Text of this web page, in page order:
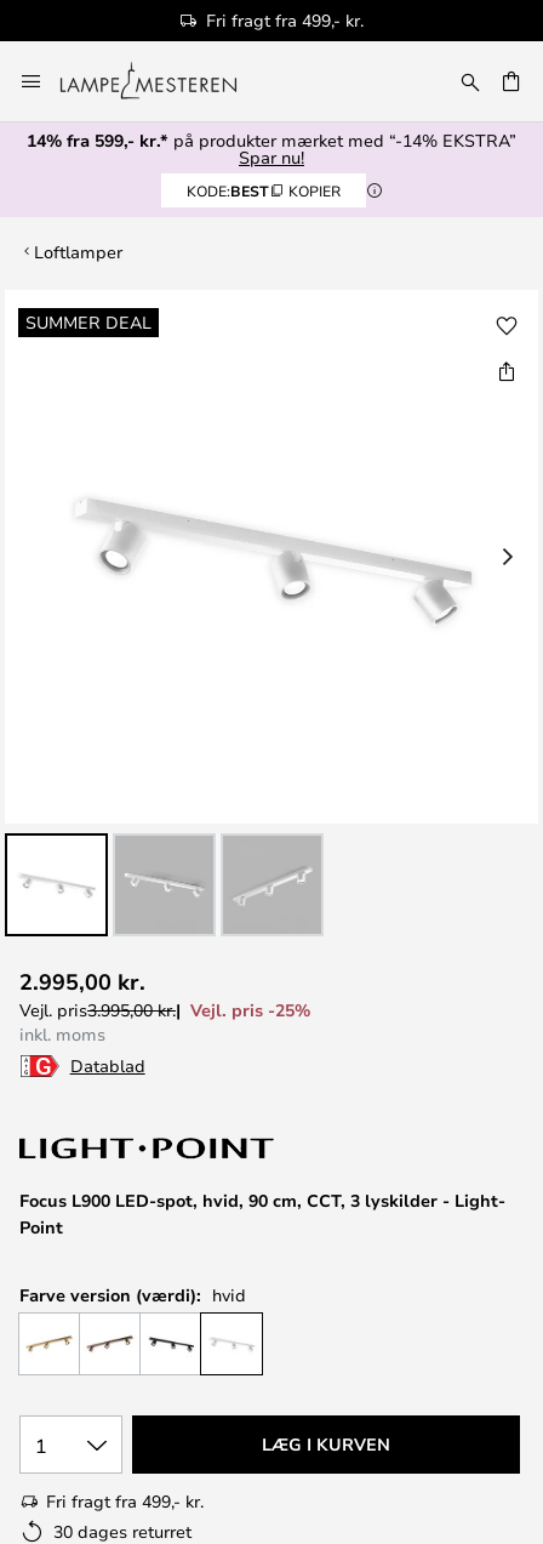
Fri fragt fra 499,- kr.
to
Content
14% fra 599,- kr.* på produkter mærket med “-14% EKSTRA”
Spar nu!
KODE:BEST KOPIER
Loftlamper
SUMMER DEAL
Gå
til
til
starten
af
billedgalleriet
Focus L900 LED-spot, hvid, 90 cm, CCT, 3 lyskilder - Light-
Point
2.995,00 kr.
Vejl. pris3.995,00 kr.
Vejl. pris -25%
inkl. moms
Datablad
Farve version (værdi): hvid
1 LÆG I KURVEN
Fri fragt fra 499,- kr.
30 dages returret